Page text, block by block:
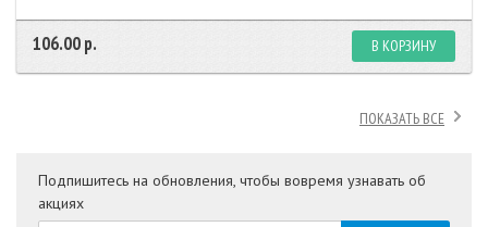
106.00 р. В КОРЗИНУ
ПОКАЗАТЬ ВСЕ
Подпишитесь на обновления, чтобы вовремя узнавать об
акциях